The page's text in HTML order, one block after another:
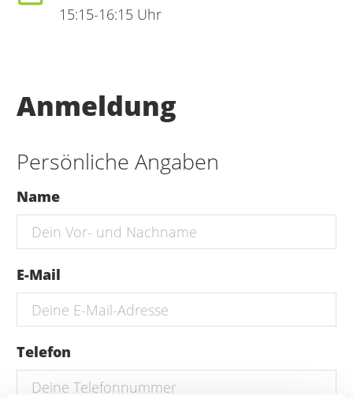
15:15-16:15 Uhr
Anmeldung
Persönliche Angaben
Name
E-Mail
Telefon